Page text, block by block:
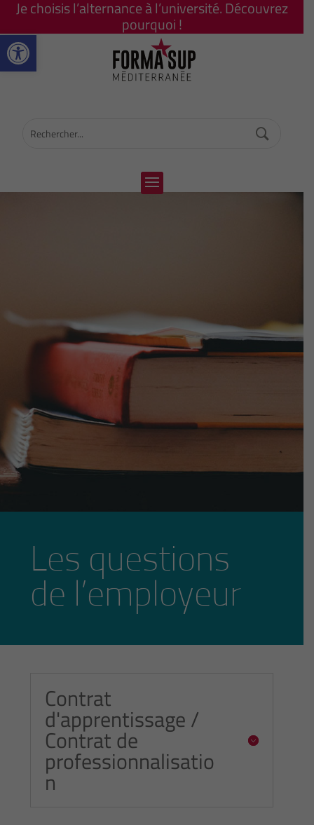
Ouvrir la barre d’outils
Je choisis l’alternance à l’université. Découvrez
pourquoi !
Les questions
de l’employeur
Contrat
d'apprentissage /
Contrat de
professionnalisatio
n